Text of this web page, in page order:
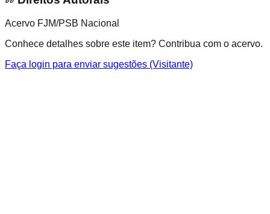
Acervo FJM/PSB Nacional
Conhece detalhes sobre este item? Contribua com o acervo.
Faça login para enviar sugestões (Visitante)